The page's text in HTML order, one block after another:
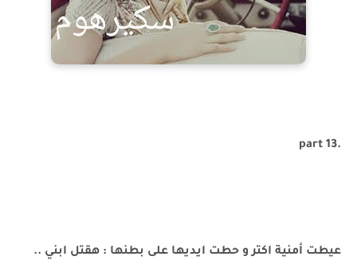
.part 13
عيطت أمنية اكتر و حطت ايديها على بطنها : هقتل ابني ..